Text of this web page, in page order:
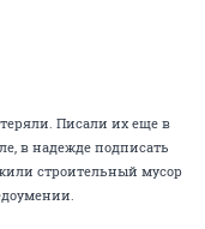
Писали их еще в
в надежде подписать
строительный мусор